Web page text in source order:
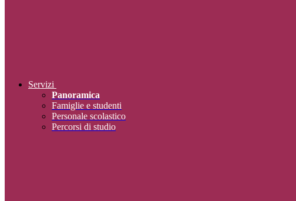
Servizi
Panoramica
Famiglie e studenti
Personale scolastico
Percorsi di studio